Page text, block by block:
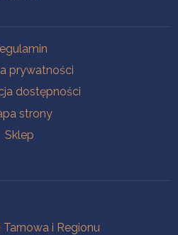
prywatności
dostępności
strony
Sklep
i Regionu